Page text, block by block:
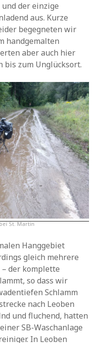
der einzige
aus. Kurze
begegneten wir
handgemalten
aber auch hier
bis zum Unglücksort.
St. Martin
Hanggebiet
gleich mehrere
der komplette
so dass wir
Schlamm
nach Leoben
und fluchend, hatten
SB-Waschanlage
In Leoben